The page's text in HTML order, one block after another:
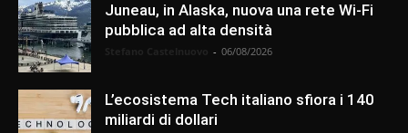
Juneau, in Alaska, nuova una rete Wi-Fi
pubblica ad alta densità
- 06/08/2026
L’ecosistema Tech italiano sfiora i 140
miliardi di dollari